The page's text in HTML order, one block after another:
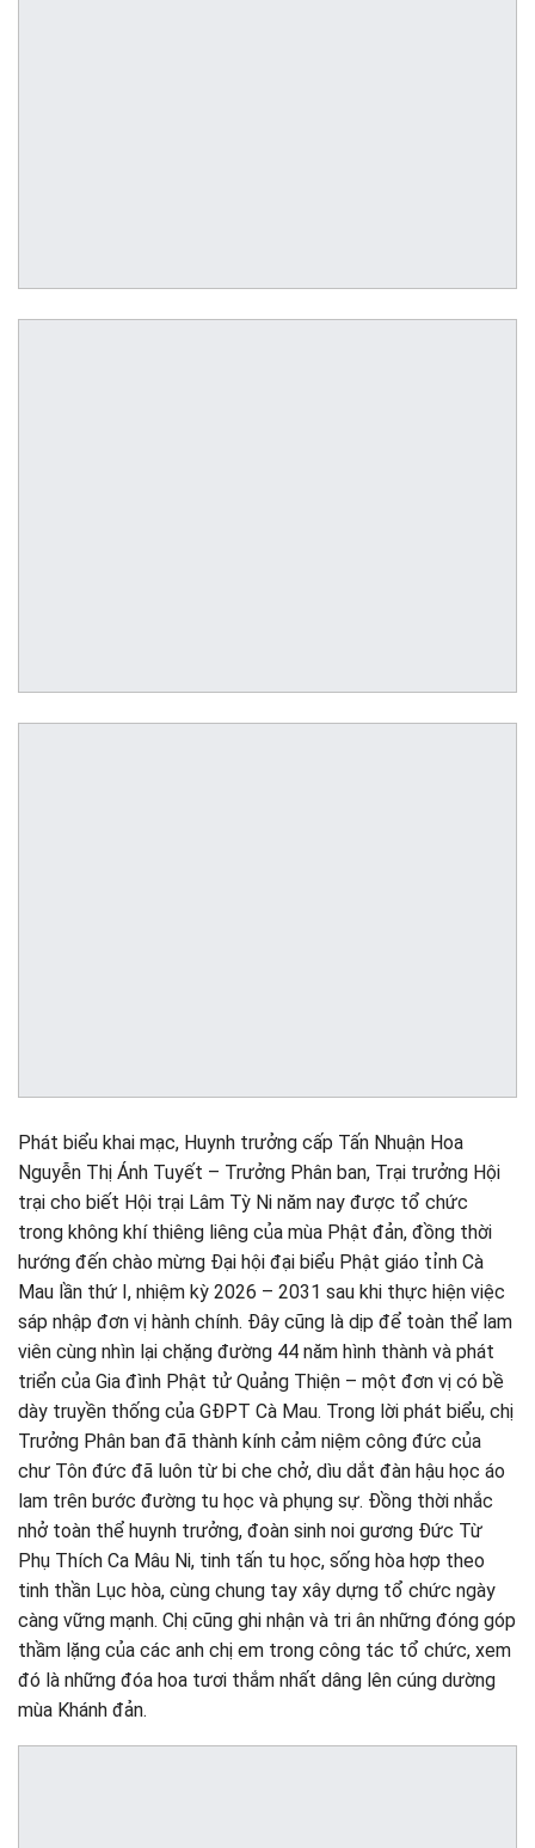
Phát biểu khai mạc, Huynh trưởng cấp Tấn Nhuận Hoa
Nguyễn Thị Ánh Tuyết – Trưởng Phân ban, Trại trưởng Hội
trại cho biết Hội trại Lâm Tỳ Ni năm nay được tổ chức
trong không khí thiêng liêng của mùa Phật đản, đồng thời
hướng đến chào mừng Đại hội đại biểu Phật giáo tỉnh Cà
Mau lần thứ I, nhiệm kỳ 2026 – 2031 sau khi thực hiện việc
sáp nhập đơn vị hành chính. Đây cũng là dịp để toàn thể lam
viên cùng nhìn lại chặng đường 44 năm hình thành và phát
triển của Gia đình Phật tử Quảng Thiện – một đơn vị có bề
dày truyền thống của GĐPT Cà Mau. Trong lời phát biểu, chị
Trưởng Phân ban đã thành kính cảm niệm công đức của
chư Tôn đức đã luôn từ bi che chở, dìu dắt đàn hậu học áo
lam trên bước đường tu học và phụng sự. Đồng thời nhắc
nhở toàn thể huynh trưởng, đoàn sinh noi gương Đức Từ
Phụ Thích Ca Mâu Ni, tinh tấn tu học, sống hòa hợp theo
tinh thần Lục hòa, cùng chung tay xây dựng tổ chức ngày
càng vững mạnh. Chị cũng ghi nhận và tri ân những đóng góp
thầm lặng của các anh chị em trong công tác tổ chức, xem
đó là những đóa hoa tươi thắm nhất dâng lên cúng dường
mùa Khánh đản.